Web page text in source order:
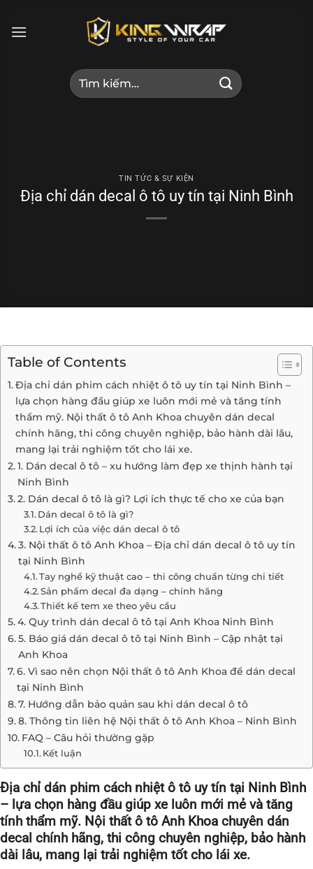
qua
Tìm
kiếm:
TIN TỨC & SỰ KIỆN
Địa chỉ dán decal ô tô uy tín tại Ninh Bình
Table of Contents
Địa chỉ dán phim cách nhiệt ô tô uy tín tại Ninh Bình –
lựa chọn hàng đầu giúp xe luôn mới mẻ và tăng tính
thẩm mỹ. Nội thất ô tô Anh Khoa chuyên dán decal
chính hãng, thi công chuyên nghiệp, bảo hành dài lâu,
mang lại trải nghiệm tốt cho lái xe.
1. Dán decal ô tô – xu hướng làm đẹp xe thịnh hành tại
Ninh Bình
2. Dán decal ô tô là gì? Lợi ích thực tế cho xe của bạn
Dán decal ô tô là gì?
Lợi ích của việc dán decal ô tô
3. Nội thất ô tô Anh Khoa – Địa chỉ dán decal ô tô uy tín
tại Ninh Bình
Tay nghề kỹ thuật cao – thi công chuẩn từng chi tiết
Sản phẩm decal đa dạng – chính hãng
Thiết kế tem xe theo yêu cầu
4. Quy trình dán decal ô tô tại Anh Khoa Ninh Bình
5. Báo giá dán decal ô tô tại Ninh Bình – Cập nhật tại
Anh Khoa
6. Vì sao nên chọn Nội thất ô tô Anh Khoa để dán decal
tại Ninh Bình
7. Hướng dẫn bảo quản sau khi dán decal ô tô
8. Thông tin liên hệ Nội thất ô tô Anh Khoa – Ninh Bình
FAQ – Câu hỏi thường gặp
Kết luận
Địa chỉ dán phim cách nhiệt ô tô uy tín tại Ninh Bình
– lựa chọn hàng đầu giúp xe luôn mới mẻ và tăng
tính thẩm mỹ. Nội thất ô tô Anh Khoa chuyên dán
decal chính hãng, thi công chuyên nghiệp, bảo hành
dài lâu, mang lại trải nghiệm tốt cho lái xe.